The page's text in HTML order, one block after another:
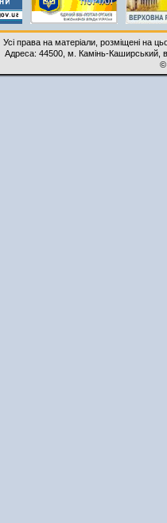
Усі права на матеріали, розміщені на
Адреса: 44500, м. Камінь-Каширський,
©